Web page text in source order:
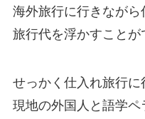
海外旅行に行きながら
旅行代を浮かすことが
せっかく仕入れ旅行に
現地の外国人と語学ペ